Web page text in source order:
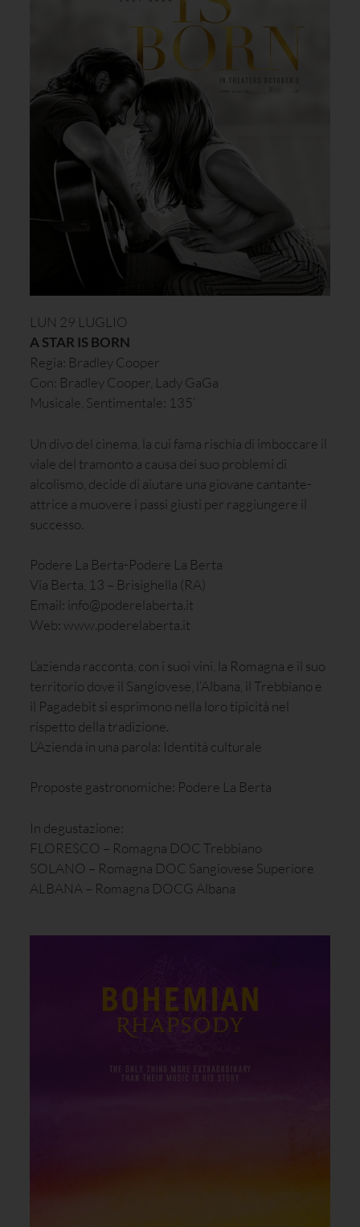
LUN 29 LUGLIO
A STAR IS BORN
Regia: Bradley Cooper
Con: Bradley Cooper, Lady GaGa
Musicale, Sentimentale: 135’
Un divo del cinema, la cui fama rischia di imboccare il
viale del tramonto a causa dei suo problemi di
alcolismo, decide di aiutare una giovane cantante-
attrice a muovere i passi giusti per raggiungere il
successo.
Podere La Berta-Podere La Berta
Via Berta, 13 – Brisighella (RA)
Email: info@poderelaberta.it
Web: www.poderelaberta.it
L’azienda racconta, con i suoi vini, la Romagna e il suo
territorio dove il Sangiovese, l’Albana, il Trebbiano e
il Pagadebit si esprimono nella loro tipicità nel
rispetto della tradizione.
L’Azienda in una parola: Identità culturale
Proposte gastronomiche: Podere La Berta
In degustazione:
FLORESCO – Romagna DOC Trebbiano
SOLANO – Romagna DOC Sangiovese Superiore
ALBANA – Romagna DOCG Albana